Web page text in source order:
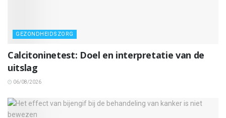
GEZONDHEIDSZORG
Calcitoninetest: Doel en interpretatie van de
uitslag
06/08/2026